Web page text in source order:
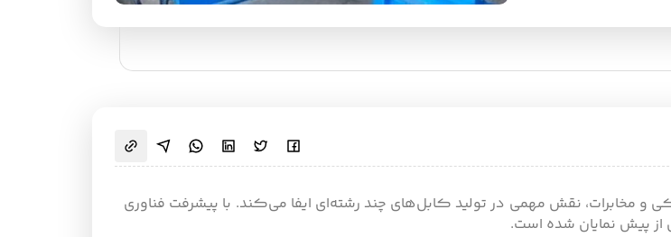
و مخابرات، نقش مهمی در تولید کابل‌های چند رشته‌ای ایفا می‌کند. با پیشرفت فناوری
از پیش نمایان شده است.